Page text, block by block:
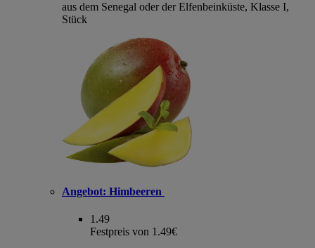
aus dem Senegal oder der Elfenbeinküste, Klasse I,
Stück
Angebot: Himbeeren
1.49
Festpreis von 1.49€